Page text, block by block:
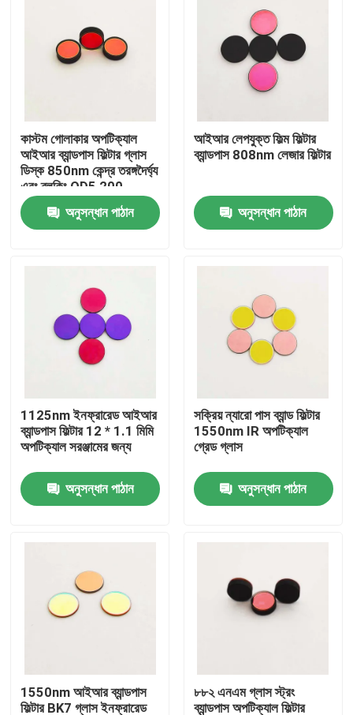
আমাদের সম্পর্কে
কারখানা ভ্রমণ
মান নিয়ন্ত্রণ
উদ্ধৃতির জন্য আবেদন
ফ্লুরোসেন্স ব্যান্ডপাস ফিল্টার
কাস্টম গোলাকার অপটিক্যাল
আইআর ব্যান্ডপাস ফিল্টার গ্লাস
ডিস্ক 850nm কেন্দ্র তরঙ্গদৈর্ঘ্য
এবং ব্লকিং OD5 200-
1100nm
অনুসন্ধান পাঠান
আইআর লেপযুক্ত ফিল্ম ফিল্টার
ব্যান্ডপাস 808nm লেজার ফিল্টার
অনুসন্ধান পাঠান
1125nm ইনফ্রারেড আইআর
ব্যান্ডপাস ফিল্টার 12 * 1.1 মিমি
অপটিক্যাল সরঞ্জামের জন্য
অনুসন্ধান পাঠান
সক্রিয় ন্যারো পাস ব্যান্ড ফিল্টার
1550nm IR অপটিক্যাল
গ্রেড গ্লাস
অনুসন্ধান পাঠান
1550nm আইআর ব্যান্ডপাস
ফিল্টার BK7 গ্লাস ইনফ্রারেড
৮৮২ এনএম গ্লাস স্ট্রং
ব্যান্ডপাস অপটিক্যাল ফিল্টার